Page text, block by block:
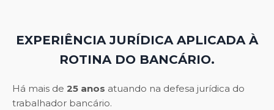
EXPERIÊNCIA JURÍDICA APLICADA À
ROTINA DO BANCÁRIO.
Há mais de 25 anos atuando na defesa jurídica do
trabalhador bancário.